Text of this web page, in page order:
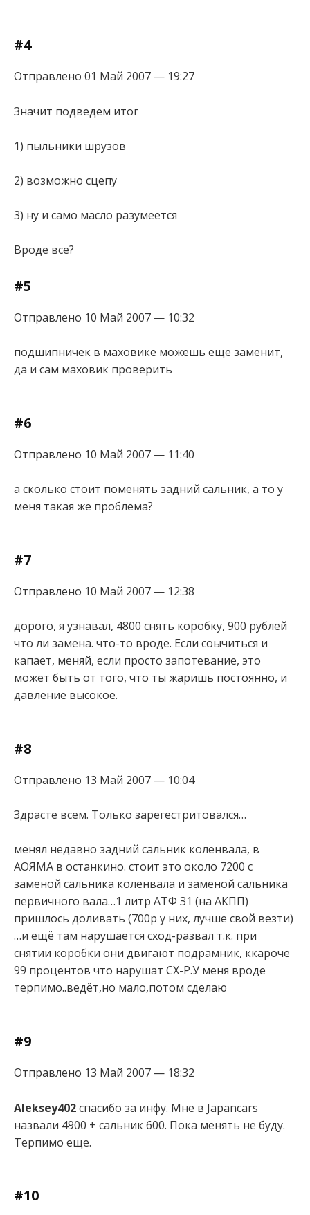
#4
Отправлено 01 Май 2007 — 19:27
Значит подведем итог
1) пыльники шрузов
2) возможно сцепу
3) ну и само масло разумеется
Вроде все?
#5
Отправлено 10 Май 2007 — 10:32
подшипничек в маховике можешь еще заменит,
да и сам маховик проверить
#6
Отправлено 10 Май 2007 — 11:40
а сколько стоит поменять задний сальник, а то у
меня такая же проблема?
#7
Отправлено 10 Май 2007 — 12:38
дорого, я узнавал, 4800 снять коробку, 900 рублей
что ли замена. что-то вроде. Если соычиться и
капает, меняй, если просто запотевание, это
может быть от того, что ты жаришь постоянно, и
давление высокое.
#8
Отправлено 13 Май 2007 — 10:04
Здрасте всем. Только зарегестритовался…
менял недавно задний сальник коленвала, в
АОЯМА в останкино. стоит это около 7200 с
заменой сальника коленвала и заменой сальника
первичного вала…1 литр АТФ З1 (на АКПП)
пришлось доливать (700р у них, лучше свой везти)
…и ещё там нарушается сход-развал т.к. при
снятии коробки они двигают подрамник, ккароче
99 процентов что нарушат СХ-Р.У меня вроде
терпимо..ведёт,но мало,потом сделаю
#9
Отправлено 13 Май 2007 — 18:32
Aleksey402спасибо за инфу. Мне в Japancars
назвали 4900 + сальник 600. Пока менять не буду.
Терпимо еще.
#10